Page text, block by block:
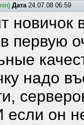
Дата24.07.08 06:59
новичок
первую
надо
если он